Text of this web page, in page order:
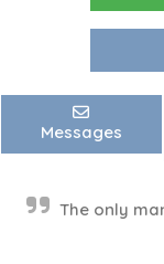
Messages
The only